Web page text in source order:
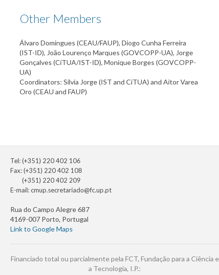
Other Members
Álvaro Domingues (CEAU/FAUP), Diogo Cunha Ferreira
(IST-ID), João Lourenço Marques (GOVCOPP-UA), Jorge
Gonçalves (CiTUA/IST-ID), Monique Borges (GOVCOPP-
UA)
Coordinators: Sílvia Jorge (IST and CiTUA) and Aitor Varea
Oro (CEAU and FAUP)
Tel: (+351) 220 402 106
Fax: (+351) 220 402 108
(+351) 220 402 209
E-mail:cmup.secretariado@fc.up.pt
Rua do Campo Alegre 687
4169-007 Porto, Portugal
Link to Google Maps
Financiado total ou parcialmente pela FCT, Fundação para a Ciência e
a Tecnologia, I.P.: